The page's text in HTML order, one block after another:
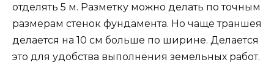
отделять 5 м. Разметку можно делать по точным
размерам стенок фундамента. Но чаще траншея
делается на 10 см больше по ширине. Делается
это для удобства выполнения земельных работ.